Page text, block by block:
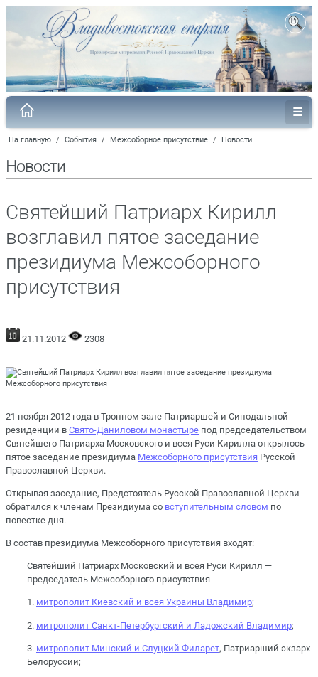
На главную / События / Межсоборное присутствие / Новости
Новости
Святейший Патриарх Кирилл
возглавил пятое заседание
президиума Межсоборного
присутствия
21.11.2012 2308
21 ноября 2012 года в Тронном зале Патриаршей и Синодальной
резиденции в Свято-Даниловом монастыре под председательством
Святейшего Патриарха Московского и всея Руси Кирилла открылось
пятое заседание президиума Межсоборного присутствия Русской
Православной Церкви.
Открывая заседание, Предстоятель Русской Православной Церкви
обратился к членам Президиума со вступительным словом по
повестке дня.
В состав президиума Межсоборного присутствия входят:
Святейший Патриарх Московский и всея Руси Кирилл —
председатель Межсоборного присутствия
1. митрополит Киевский и всея Украины Владимир;
2. митрополит Санкт-Петербургский и Ладожский Владимир;
3. митрополит Минский и Слуцкий Филарет, Патриарший экзарх
Белоруссии;